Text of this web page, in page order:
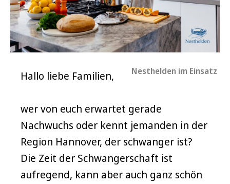
Nesthelden im Einsatz
Hallo liebe Familien,
wer von euch erwartet gerade
Nachwuchs oder kennt jemanden in der
Region Hannover, der schwanger ist?
Die Zeit der Schwangerschaft ist
aufregend, kann aber auch ganz schön